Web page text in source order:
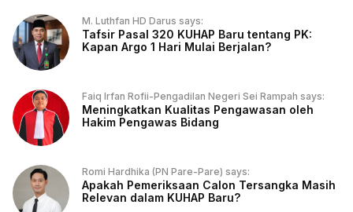
M. Luthfan HD Darus says:
Tafsir Pasal 320 KUHAP Baru tentang PK:
Kapan Argo 1 Hari Mulai Berjalan?
Faiq Irfan Rofii-Pengadilan Negeri Sei Rampah says:
Meningkatkan Kualitas Pengawasan oleh
Hakim Pengawas Bidang
Romi Hardhika (PN Pare-Pare) says:
Apakah Pemeriksaan Calon Tersangka Masih
Relevan dalam KUHAP Baru?